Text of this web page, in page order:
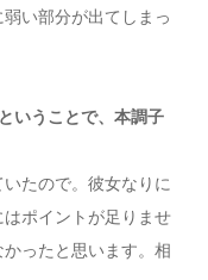
い部分が出てしまっ
いうことで、本調子
たので。彼女なりに
ポイントが足りませ
ったと思います。相